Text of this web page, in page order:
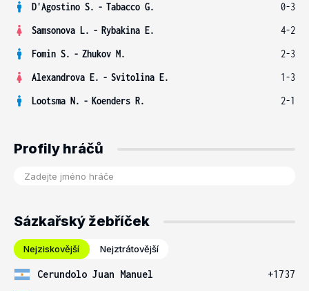
D'Agostino S. - Tabacco G.
0-3
Samsonova L. - Rybakina E.
4-2
Fomin S. - Zhukov M.
2-3
Alexandrova E. - Svitolina E.
1-3
Lootsma N. - Koenders R. 2-1
Profily hráčů
Sázkařský žebříček
Nejziskovější Nejztrátovější
Cerundolo Juan Manuel
+1737